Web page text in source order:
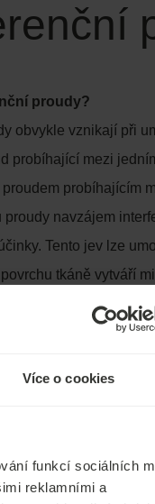
Více o cookies
funkcí sociálních
reklamními a
proudy?
obvykle vznikají při
probíhající mezi
probíhajícím
proudy navzájem
Tento jev lze
tkáně vytváří
proudy pomáhají?
závisí na frekvenci
1–100 Hz jsou
krve a lymfy, záškuby
stimulace
Vyšší frekvence